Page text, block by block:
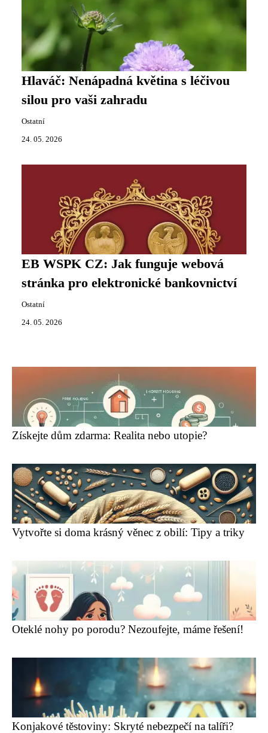
Hlaváč: Nenápadná květina s léčivou
silou pro vaši zahradu
Ostatní
24. 05. 2026
EB WSPK CZ: Jak funguje webová
stránka pro elektronické bankovnictví
Ostatní
24. 05. 2026
Získejte dům zdarma: Realita nebo utopie?
Vytvořte si doma krásný věnec z obilí: Tipy a triky
Oteklé nohy po porodu? Nezoufejte, máme řešení!
Konjakové těstoviny: Skryté nebezpečí na talíři?